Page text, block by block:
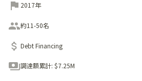
2017年
約11-50名
Debt Financing
調達額累計: $7.25M